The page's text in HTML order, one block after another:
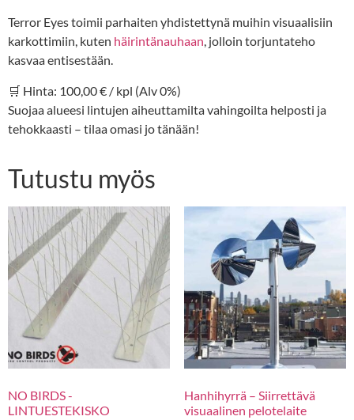
Terror Eyes toimii parhaiten yhdistettynä muihin visuaalisiin
karkottimiin, kuten häirintänauhaan, jolloin torjuntateho
kasvaa entisestään.
🛒 Hinta: 100,00 € / kpl (Alv 0%)
Suojaa alueesi lintujen aiheuttamilta vahingoilta helposti ja
tehokkaasti – tilaa omasi jo tänään!
Tutustu myös
NO BIRDS -
LINTUESTEKISKO
Hanhihyrrä – Siirrettävä
visuaalinen pelotelaite